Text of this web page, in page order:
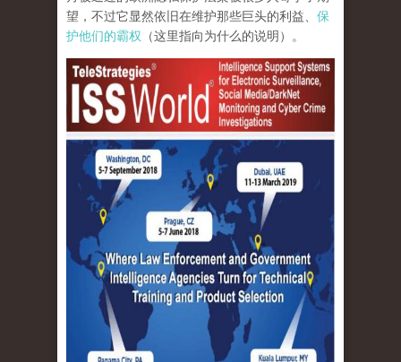
望，不过它显然依旧在维护那些巨头的利益、 保
护他们的霸权 （这里指向为什么的说明）。